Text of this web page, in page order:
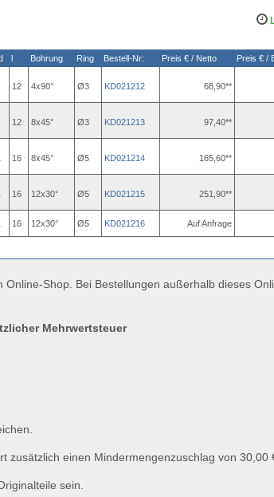
l Bohrung Ring Bestell-Nr: Preis € / Netto Preis € /
12 4x90° Ø3 KD021212 68,90**
12 8x45° Ø3 KD021213 97,40**
16 8x45° Ø5 KD021214 165,60**
16 12x30° Ø5 KD021215 251,90**
16 12x30° Ø5 KD021216 Auf Anfrage
Shop. Bei Bestellungen außerhalb dieses
Mehrwertsteuer
zusätzlich einen Mindermengenzuschlag von 30,00
sein.